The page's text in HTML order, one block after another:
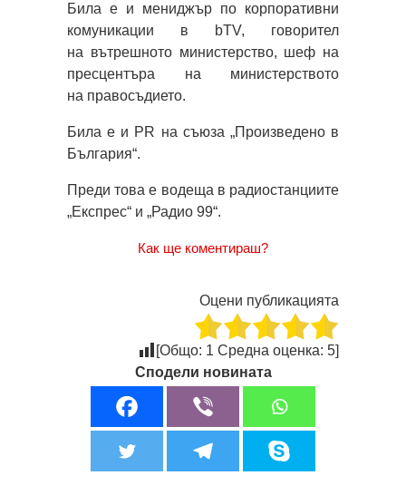
Била е и мениджър по корпоративни
комуникации в bTV, говорител
на вътрешното министерство, шеф на
пресцентъра на министерството
на правосъдието.
Била е и PR на съюза „Произведено в
България“.
Преди това е водеща в радиостанциите
„Експрес“ и „Радио 99“.
Как ще коментираш?
Оцени публикацията
[Общо: 1 Средна оценка: 5]
Сподели новината